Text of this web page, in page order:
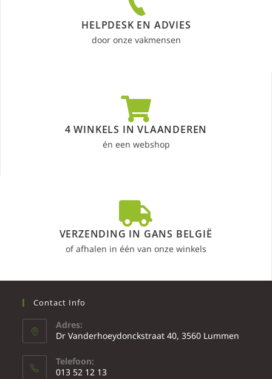
HELPDESK EN ADVIES
door onze vakmensen
4 WINKELS IN VLAANDEREN
én een webshop
VERZENDING IN GANS BELGIË
of afhalen in één van onze winkels
Contact Info
Adres:
Dr Vanderhoeydonckstraat 40, 3560 Lummen
Telefoon:
013 52 12 13